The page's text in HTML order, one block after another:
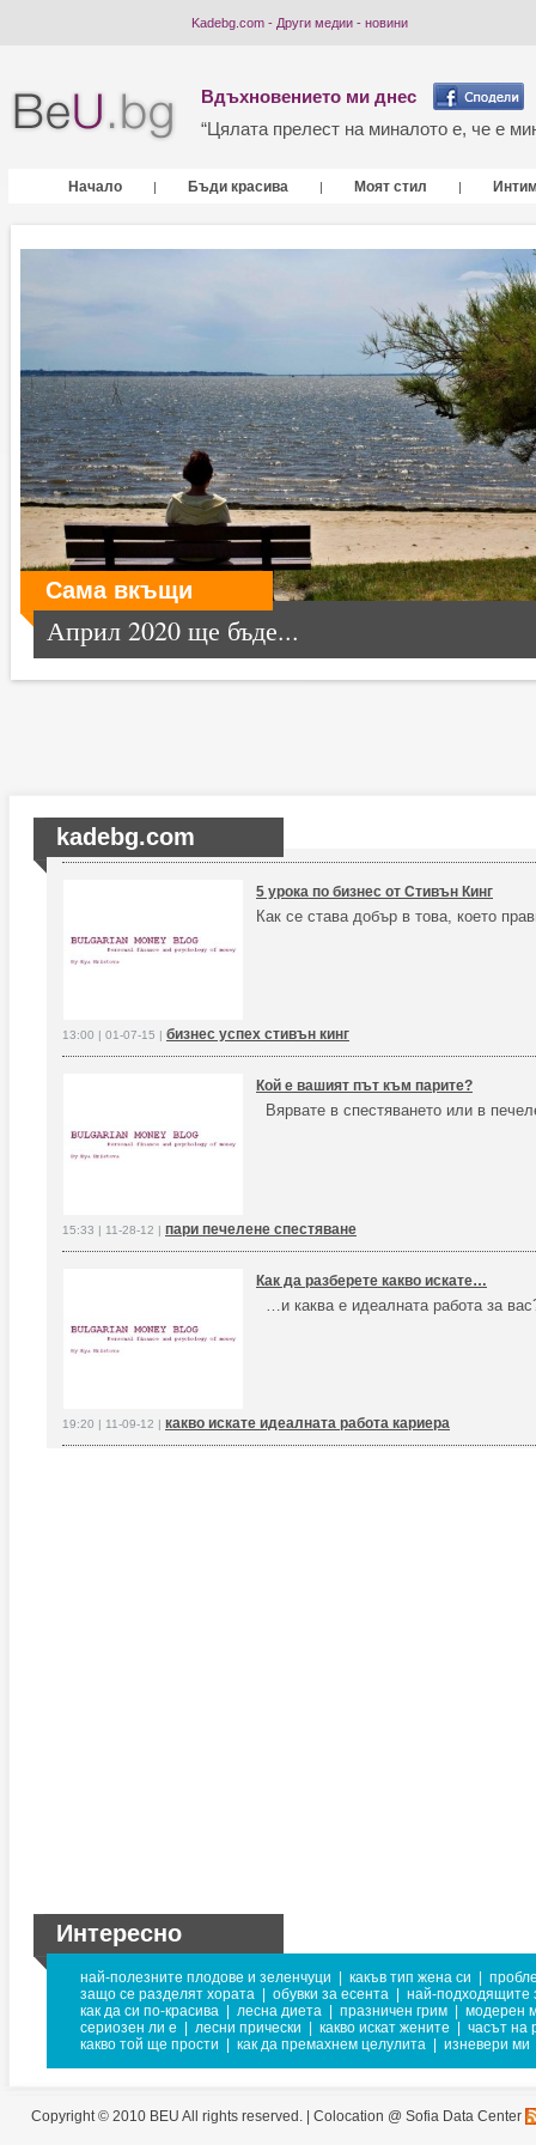
Kadebg.com - Други медии - новини
Вдъхновението ми днес
“Цялата прелест на миналото е, че е
Начало | Бъди красива | Моят стил |
Сама вкъщи
Април 2020 ще бъде...
kadebg.com
5 урока по бизнес от Стивън Кинг
Как се става добър в това, което
13:00 | 01-07-15 | бизнес успех стивън кинг
Кой е вашият път към парите?
Вярвате в спестяването или в
15:33 | 11-28-12 | пари печелене спестяване
Как да разберете какво искате…
…и каква е идеалната работа за
19:20 | 11-09-12 | какво искате идеалната работа кариера
Интересно
най-полезните плодове и зеленчуци какъв тип жена си
защо се разделят хората
обувки за есента
най-подходящите
как да си по-красива
лесна диета празничен грим
модерен
сериозен ли е
лесни прически какво искат жените
часът на
какво той ще прости
как да премахнем целулита изневери ми
Copyright © 2010 BEU All rights reserved. | Colocation @ Sofia Data Center